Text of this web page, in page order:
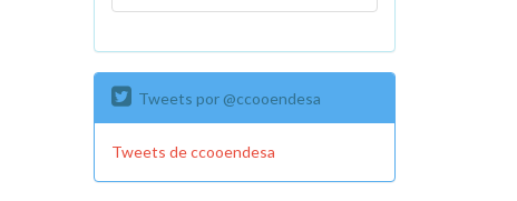
Tweets por @ccooendesa
Tweets de ccooendesa